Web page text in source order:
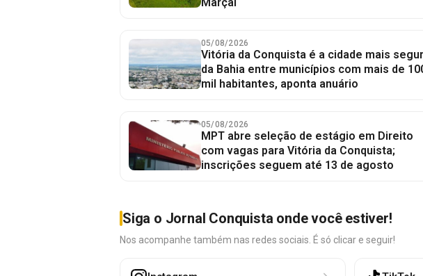
05/08/2026
Vitória da Conquista é a cidade mais
da Bahia entre municípios com mais de
mil habitantes, aponta anuário
05/08/2026
MPT abre seleção de estágio em Direito
com vagas para Vitória da Conquista;
inscrições seguem até 13 de agosto
Siga o Jornal Conquista onde você estiver!
Nos acompanhe também nas redes sociais. É só clicar e seguir!